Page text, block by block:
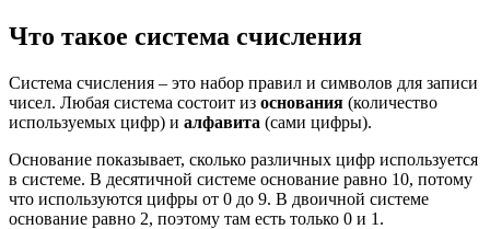
Что такое система счисления
Система счисления – это набор правил и символов для записи
чисел. Любая система состоит из основания (количество
используемых цифр) и алфавита (сами цифры).
Основание показывает, сколько различных цифр используется
в системе. В десятичной системе основание равно 10, потому
что используются цифры от 0 до 9. В двоичной системе
основание равно 2, поэтому там есть только 0 и 1.